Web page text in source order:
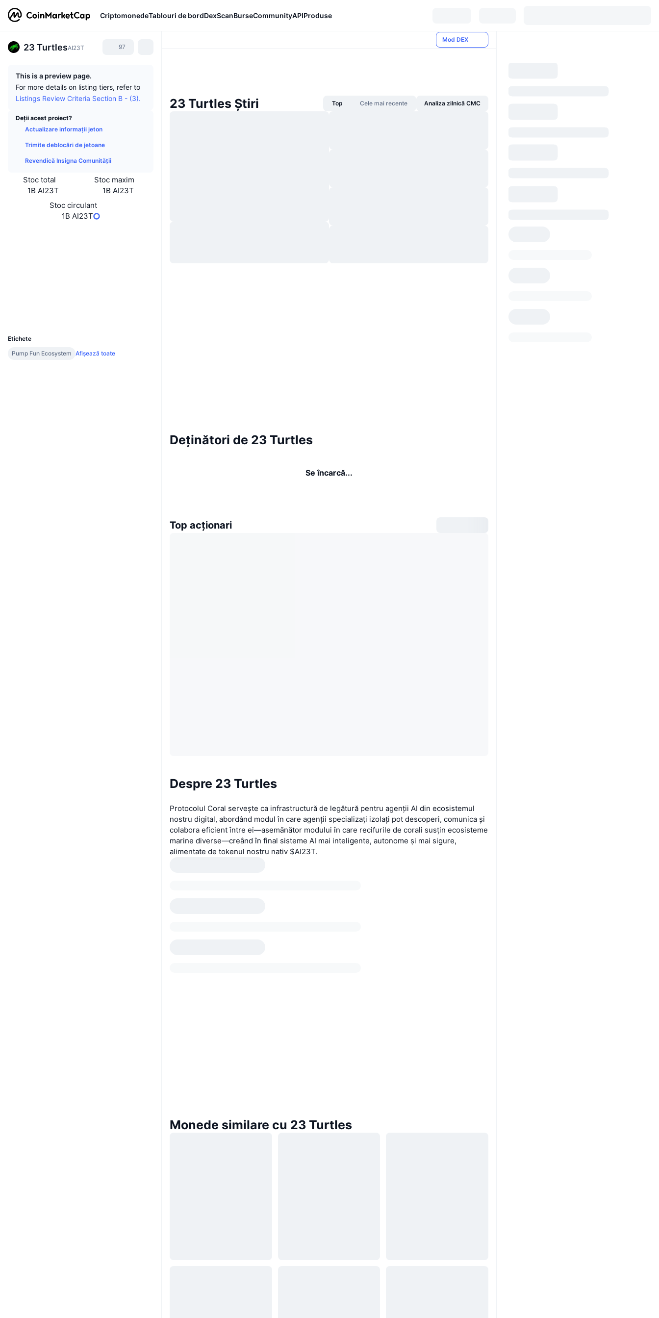
CriptomonedeTablouri de bordDexScanBurseCommunityAPIProduse
23 TurtlesAI23T 97
This is a preview page.
For more details on listing tiers, refer to
Listings Review Criteria Section B - (3).
Deții acest proiect?
Actualizare informații jeton
Trimite deblocări de jetoane
Revendică Insigna Comunității
Stoc total
1B AI23T
Stoc maxim
1B AI23T
Stoc circulant
1B AI23T
Etichete
Pump Fun Ecosystem Afișează toate
Mod DEX
23 Turtles Știri Top Cele mai recente Analiza zilnică CMC
Deținători de 23 Turtles
Se încarcă...
Top acționari
Despre 23 Turtles
Protocolul Coral servește ca infrastructură de legătură pentru agenții AI din ecosistemul
nostru digital, abordând modul în care agenții specializați izolați pot descoperi, comunica și
colabora eficient între ei—asemănător modului în care recifurile de corali susțin ecosisteme
marine diverse—creând în final sisteme AI mai inteligente, autonome și mai sigure,
alimentate de tokenul nostru nativ $AI23T.
Monede similare cu 23 Turtles